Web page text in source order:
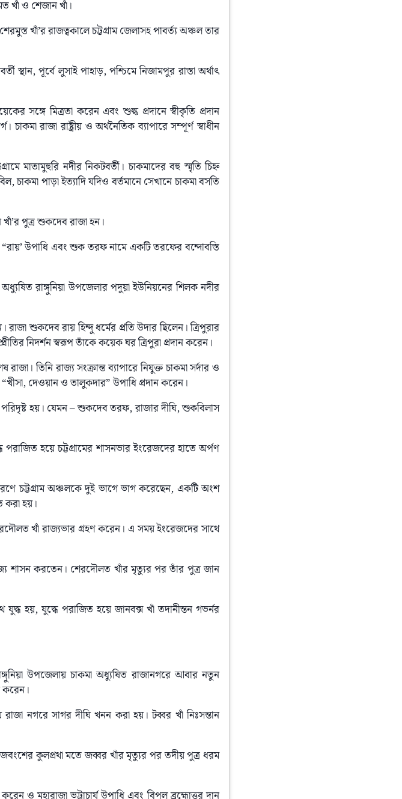
খাঁ ও শেজান খাঁ।
খাঁ’র রাজত্বকালে চট্টগ্রাম জেলাসহ পাবর্ত্য অঞ্চল তার
স্থান, পূর্বে লুসাই পাহাড়, পশ্চিমে নিজামপুর রাস্তা অর্থাৎ
সঙ্গে মিত্রতা করেন এবং শুল্ক প্রদানে স্বীকৃতি প্রদান
রাজা রাষ্ট্রীয় ও অর্থনৈতিক ব্যাপারে সম্পূর্ণ স্বাধীন
মাতামুহুরি নদীর নিকটবর্তী। চাকমাদের বহু স্মৃতি চিহ্ন
পাড়া ইত্যাদি যদিও বর্তমানে সেখানে চাকমা বসতি
পুত্র শুকদেব রাজা হন।
উপাধি এবং শুক তরফ নামে একটি তরফের বন্দোবস্তি
রাঙ্গুনিয়া উপজেলার পদুয়া ইউনিয়নের শিলক নদীর
শুকদেব রায় হিন্দু ধর্মের প্রতি উদার ছিলেন। ত্রিপুরার
নিদর্শন স্বরূপ তাঁকে কয়েক ঘর ত্রিপুরা প্রদান করেন।
তিনি রাজ্য সংক্রান্ত ব্যাপারে নিযুক্ত চাকমা সর্দার ও
দেওয়ান ও তালুকদার” উপাধি প্রদান করেন।
পরিদৃষ্ট হয়। যেমন – শুকদেব তরফ, রাজার দীঘি, শুকবিলাস
পরাজিত হয়ে চট্টগ্রামের শাসনভার ইংরেজদের হাতে অর্পণ
চট্টগ্রাম অঞ্চলকে দুই ভাগে ভাগ করেছেন, একটি অংশ
করা হয়।
খাঁ রাজ্যভার গ্রহণ করেন। এ সময় ইংরেজদের সাথে
শাসন করতেন। শেরদৌলত খাঁর মৃত্যুর পর তাঁর পুত্র জান
হয়, যুদ্ধে পরাজিত হয়ে জানবক্স খাঁ তদানীন্তন গভর্নর
উপজেলায় চাকমা অধ্যুষিত রাজানগরে আবার নতুন
করেন।
নগরে সাগর দীঘি খনন করা হয়। টব্বর খাঁ নিঃসন্তান
কুলপ্ৰথা মতে জব্বর খাঁর মৃত্যুর পর তদীয় পুত্ৰ ধরম